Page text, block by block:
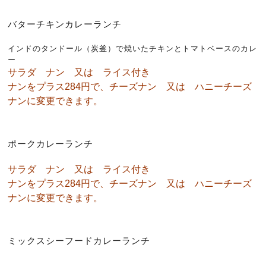
バターチキンカレーランチ
インドのタンドール（炭釜）で焼いたチキンとトマトベースのカレ
ー
サラダ ナン 又は ライス付き
ナンをプラス284円で、チーズナン 又は ハニーチーズ
ナンに変更できます。
ポークカレーランチ
サラダ ナン 又は ライス付き
ナンをプラス284円で、チーズナン 又は ハニーチーズ
ナンに変更できます。
ミックスシーフードカレーランチ